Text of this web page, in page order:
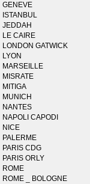
GENEVE
ISTANBUL
JEDDAH
LE CAIRE
LONDON GATWICK
LYON
MARSEILLE
MISRATE
MITIGA
MUNICH
NANTES
NAPOLI CAPODI
NICE
PALERME
PARIS CDG
PARIS ORLY
ROME
ROME _ BOLOGNE